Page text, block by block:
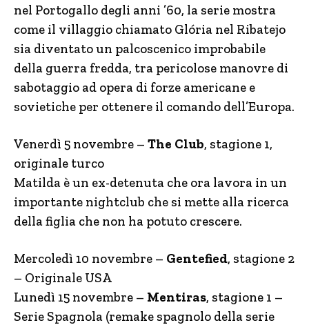
nel Portogallo degli anni ’60, la serie mostra
come il villaggio chiamato Glória nel Ribatejo
sia diventato un palcoscenico improbabile
della guerra fredda, tra pericolose manovre di
sabotaggio ad opera di forze americane e
sovietiche per ottenere il comando dell’Europa.
Venerdì 5 novembre – The Club, stagione 1,
originale turco
Matilda è un ex-detenuta che ora lavora in un
importante nightclub che si mette alla ricerca
della figlia che non ha potuto crescere.
Mercoledì 10 novembre – Gentefied, stagione 2
– Originale USA
Lunedì 15 novembre – Mentiras, stagione 1 –
Serie Spagnola (remake spagnolo della serie